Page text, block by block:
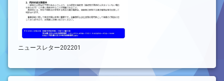
ニュースレター202201